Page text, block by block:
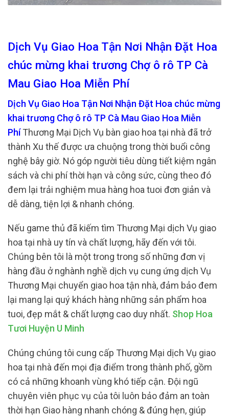
Dịch Vụ Giao Hoa Tận Nơi Nhận Đặt Hoa
chúc mừng khai trương Chợ ô rô TP Cà
Mau Giao Hoa Miễn Phí
Dịch Vụ Giao Hoa Tận Nơi Nhận Đặt Hoa chúc mừng
khai trương Chợ ô rô TP Cà Mau Giao Hoa Miễn
PhíThương Mại Dịch Vụ bàn giao hoa tại nhà đã trở
thành Xu thế được ưa chuộng trong thời buổi công
nghệ bây giờ. Nó góp người tiêu dùng tiết kiệm ngân
sách và chi phí thời hạn và công sức, cùng theo đó
đem lại trải nghiệm mua hàng hoa tuoi đơn giản và
dễ dàng, tiện lợi & nhanh chóng.
Nếu game thủ đã kiếm tìm Thương Mại dịch Vụ giao
hoa tại nhà uy tín và chất lượng, hãy đến với tôi.
Chúng bên tôi là một trong trong số những đơn vị
hàng đầu ở nghành nghề dịch vụ cung ứng dịch Vụ
Thương Mại chuyển giao hoa tận nhà, đảm bảo đem
lại mang lại quý khách hàng những sản phẩm hoa
tuoi, đẹp mắt & chất lượng cao duy nhất. Shop Hoa
Tươi Huyện U Minh
Chúng chúng tôi cung cấp Thương Mại dịch Vụ giao
hoa tại nhà đến mọi địa điểm trong thành phố, gồm
có cả những khoanh vùng khó tiếp cận. Đội ngũ
chuyên viên phục vụ của tôi luôn bảo đảm an toàn
thời hạn Giao hàng nhanh chóng & đúng hẹn, giúp